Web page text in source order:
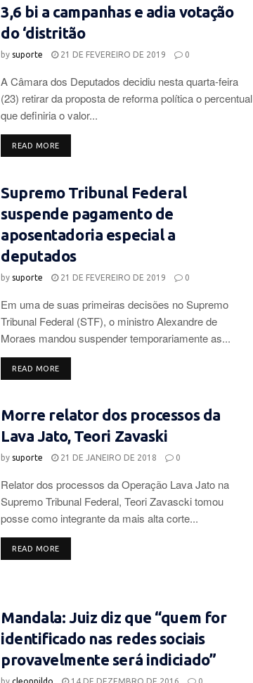
3,6 bi a campanhas e adia votação
do ‘distritão
by suporte 21 DE FEVEREIRO DE 2019 0
A Câmara dos Deputados decidiu nesta quarta-feira
(23) retirar da proposta de reforma política o percentual
que definiria o valor...
READ MOREDETAILS
Supremo Tribunal Federal
suspende pagamento de
aposentadoria especial a
deputados
by suporte 21 DE FEVEREIRO DE 2019 0
Em uma de suas primeiras decisões no Supremo
Tribunal Federal (STF), o ministro Alexandre de
Moraes mandou suspender temporariamente as...
READ MOREDETAILS
Morre relator dos processos da
Lava Jato, Teori Zavaski
by suporte 21 DE JANEIRO DE 2018 0
Relator dos processos da Operação Lava Jato na
Supremo Tribunal Federal, Teori Zavascki tomou
posse como integrante da mais alta corte...
READ MOREDETAILS
Mandala: Juiz diz que “quem for
identificado nas redes sociais
provavelmente será indiciado”
by cleonnildo 14 DE DEZEMBRO DE 2016 0